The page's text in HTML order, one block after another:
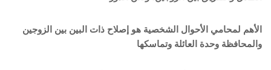
الأهم لمحامي الأحوال الشخصية هو إصلاح ذات البين بين الزوجين
والمحافظة وحدة العائلة وتماسكها